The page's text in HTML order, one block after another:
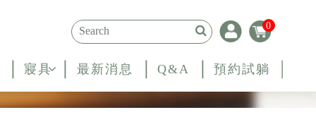
0
寢具 最新消息 Q&A 預約試躺